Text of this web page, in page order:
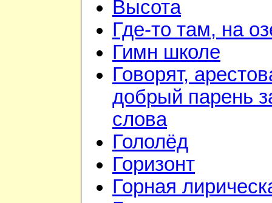
Высота
Где-то там, на
Гимн школе
Говорят,
добрый парень
слова
Гололёд
Горизонт
Горная